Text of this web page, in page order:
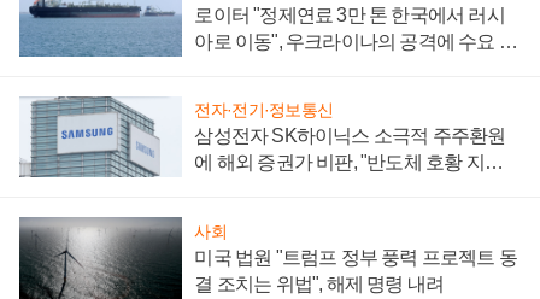
로이터 "정제연료 3만 톤 한국에서 러시
아로 이동", 우크라이나의 공격에 수요 늘
전자·전기·정보통신
삼성전자 SK하이닉스 소극적 주주환원
에 해외 증권가 비판, "반도체 호황 지속
사회
미국 법원 "트럼프 정부 풍력 프로젝트 동
결 조치는 위법", 해제 명령 내려